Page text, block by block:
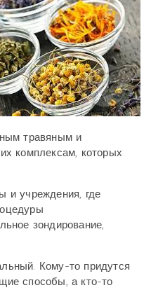
травяным и
комплексам, которых
и учреждения, где
зондирование,
Кому-то придутся
способы, а кто-то